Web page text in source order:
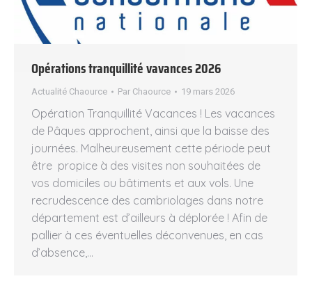
Opérations tranquillité vavances 2026
Actualité Chaource Par Chaource 19 mars 2026
Opération Tranquillité Vacances ! Les vacances
de Pâques approchent, ainsi que la baisse des
journées. Malheureusement cette période peut
être propice à des visites non souhaitées de
vos domiciles ou bâtiments et aux vols. Une
recrudescence des cambriolages dans notre
département est d’ailleurs à déplorée ! Afin de
pallier à ces éventuelles déconvenues, en cas
d’absence,…